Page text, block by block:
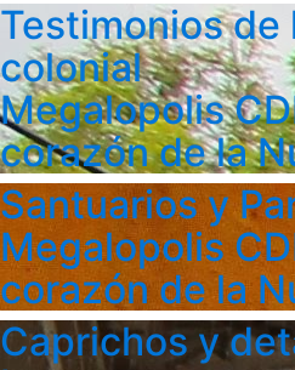
Testimonios de
colonial
Megalopolis
corazón de la
Santuarios y
Megalopolis
corazón de la
Caprichos y